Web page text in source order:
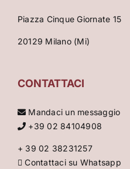
Piazza Cinque Giornate 15
20129 Milano (Mi)
CONTATTACI
Mandaci un messaggio
+39 02 84104908
+ 39 02 38231257
Contattaci su Whatsapp